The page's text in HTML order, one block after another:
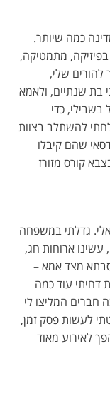
כמה שיותר.
בפיזיקה, מתמטיקה,
להורים שלי,
בת שנתיים, ולאמא
כדי
להשתלב בצוות
שהם קיבלו
קורס מזורז
גדלתי במשפחה
עשינו ארוחות חג,
מצד אמא –
דחיתי עוד כמה
חברים המליצו לי
לעשות פסק זמן,
לאירוע מאוד